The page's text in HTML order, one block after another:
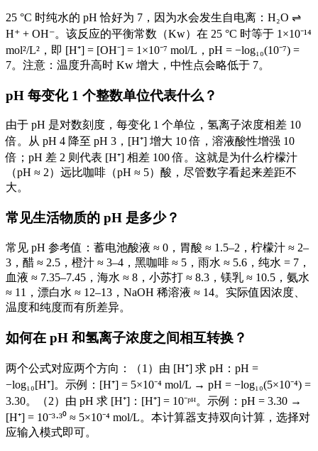
25 °C 时纯水的 pH 恰好为 7，因为水会发生自电离：H₂O ⇌
H⁺ + OH⁻。该反应的平衡常数（Kw）在 25 °C 时等于 1×10⁻¹⁴
mol²/L²，即 [H⁺] = [OH⁻] = 1×10⁻⁷ mol/L，pH = −log₁₀(10⁻⁷) =
7。注意：温度升高时 Kw 增大，中性点会略低于 7。
pH 每变化 1 个整数单位代表什么？
由于 pH 是对数刻度，每变化 1 个单位，氢离子浓度相差 10
倍。从 pH 4 降至 pH 3，[H⁺] 增大 10 倍，溶液酸性增强 10
倍；pH 差 2 则代表 [H⁺] 相差 100 倍。这就是为什么柠檬汁
（pH ≈ 2）远比咖啡（pH ≈ 5）酸，尽管数字看起来差距不
大。
常见生活物质的 pH 是多少？
常见 pH 参考值：蓄电池酸液 ≈ 0，胃酸 ≈ 1.5–2，柠檬汁 ≈ 2–
3，醋 ≈ 2.5，橙汁 ≈ 3–4，黑咖啡 ≈ 5，雨水 ≈ 5.6，纯水 = 7，
血液 ≈ 7.35–7.45，海水 ≈ 8，小苏打 ≈ 8.3，镁乳 ≈ 10.5，氨水
≈ 11，漂白水 ≈ 12–13，NaOH 稀溶液 ≈ 14。实际值因浓度、
温度和纯度而有所差异。
如何在 pH 和氢离子浓度之间相互转换？
两个公式对应两个方向：（1）由 [H⁺] 求 pH：pH =
−log₁₀[H⁺]。示例：[H⁺] = 5×10⁻⁴ mol/L → pH = −log₁₀(5×10⁻⁴) =
3.30。（2）由 pH 求 [H⁺]：[H⁺] = 10⁻ᵖᴴ。示例：pH = 3.30 →
[H⁺] = 10⁻³·³⁰ ≈ 5×10⁻⁴ mol/L。本计算器支持双向计算，选择对
应输入模式即可。